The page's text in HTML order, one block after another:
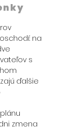
na
s
ďalšie
zmena